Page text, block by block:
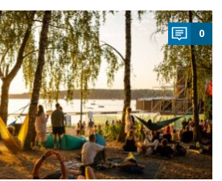
0